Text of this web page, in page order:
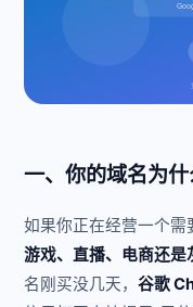
一、你的域名为什
如果你正在经营一个
游戏、直播、电商还是
名刚买没几天，谷歌